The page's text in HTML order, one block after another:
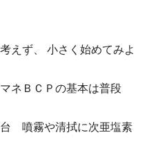
えず、 小さく始めてみよ
ネＢＣＰの基本は普段
噴霧や清拭に次亜塩素